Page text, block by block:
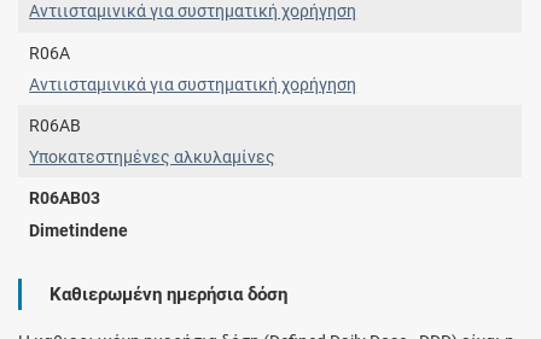
Αντιισταμινικά για συστηματική χορήγηση
R06A
Αντιισταμινικά για συστηματική χορήγηση
R06AB
Υποκατεστημένες αλκυλαμίνες
R06AB03
Dimetindene
Καθιερωμένη ημερήσια δόση